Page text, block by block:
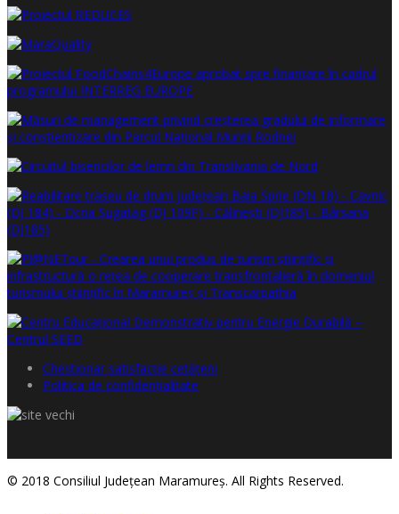
Chestionar satisfacţie cetăţeni
Politica de confidențialitate
© 2018 Consiliul Judeţean Maramureş. All Rights Reserved.